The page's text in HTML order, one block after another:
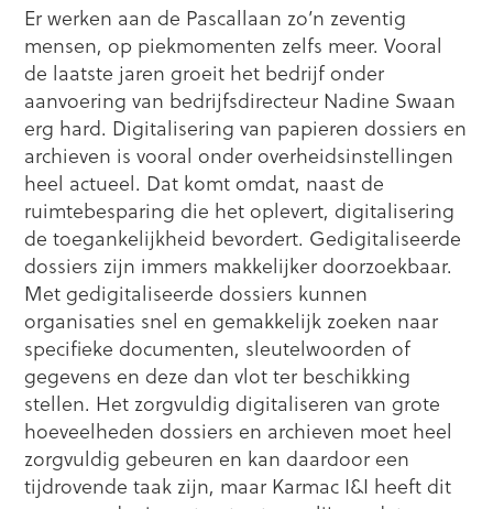
Er werken aan de Pascallaan zo’n zeventig
mensen, op piekmomenten zelfs meer. Vooral
de laatste jaren groeit het bedrijf onder
aanvoering van bedrijfsdirecteur Nadine Swaan
erg hard. Digitalisering van papieren dossiers en
archieven is vooral onder overheidsinstellingen
heel actueel. Dat komt omdat, naast de
ruimtebesparing die het oplevert, digitalisering
de toegankelijkheid bevordert. Gedigitaliseerde
dossiers zijn immers makkelijker doorzoekbaar.
Met gedigitaliseerde dossiers kunnen
organisaties snel en gemakkelijk zoeken naar
specifieke documenten, sleutelwoorden of
gegevens en deze dan vlot ter beschikking
stellen. Het zorgvuldig digitaliseren van grote
hoeveelheden dossiers en archieven moet heel
zorgvuldig gebeuren en kan daardoor een
tijdrovende taak zijn, maar Karmac I&I heeft dit